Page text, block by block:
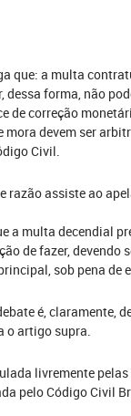
que: a multa
dessa forma, não
de correção
devem ser
Civil.
razão assiste ao
a multa decendial
de fazer, devendo
sob pena de
é, claramente,
o artigo supra.
livremente
pelo Código Civil